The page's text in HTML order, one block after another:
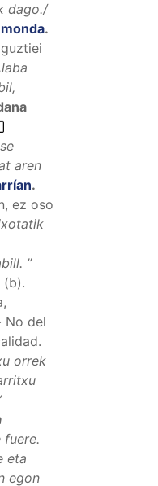
dago./
.
aren
.
ez oso
”
(b).
No del
orrek
fuere.
eta
egon